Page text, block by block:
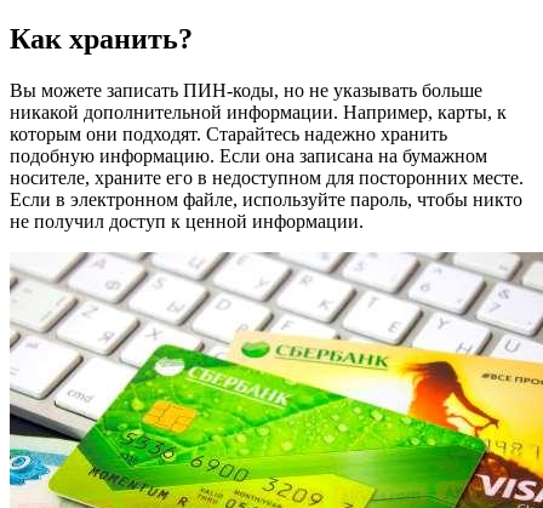
Как хранить?
Вы можете записать ПИН-коды, но не указывать больше
никакой дополнительной информации. Например, карты, к
которым они подходят. Старайтесь надежно хранить
подобную информацию. Если она записана на бумажном
носителе, храните его в недоступном для посторонних месте.
Если в электронном файле, используйте пароль, чтобы никто
не получил доступ к ценной информации.